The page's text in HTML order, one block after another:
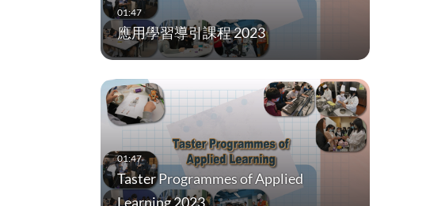
應用學習導引課程 2023
Taster Programmes of Applied
Learning 2023